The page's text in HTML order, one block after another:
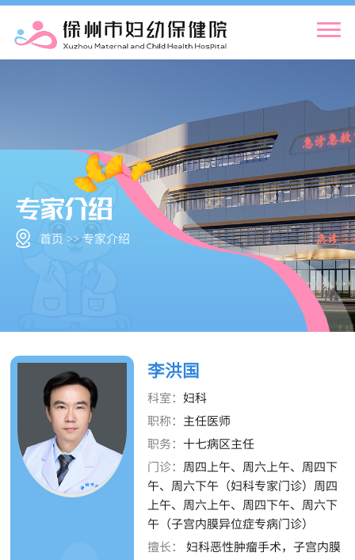
首页 >> 专家介绍
李洪国
科室： 妇科
职称： 主任医师
职务： 十七病区主任
门诊： 周四上午、周六上午、周四下
午、周六下午（妇科专家门诊）周四
上午、周六上午、周四下午、周六下
午（子宫内膜异位症专病门诊）
擅长：
妇科恶性肿瘤手术，子宫内膜